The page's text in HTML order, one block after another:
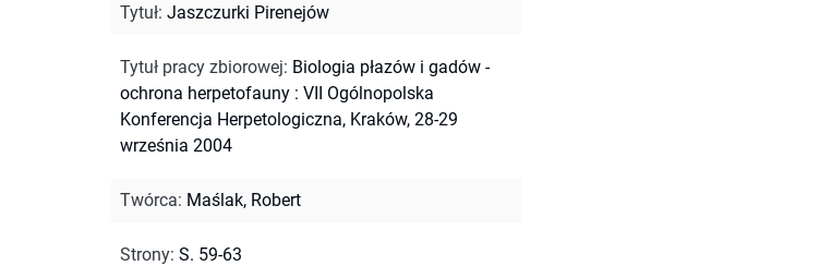
Tytuł: Jaszczurki Pirenejów
Tytuł pracy zbiorowej: Biologia płazów i gadów -
ochrona herpetofauny : VII Ogólnopolska
Konferencja Herpetologiczna, Kraków, 28-29
września 2004
Twórca: Maślak, Robert
Strony: S. 59-63